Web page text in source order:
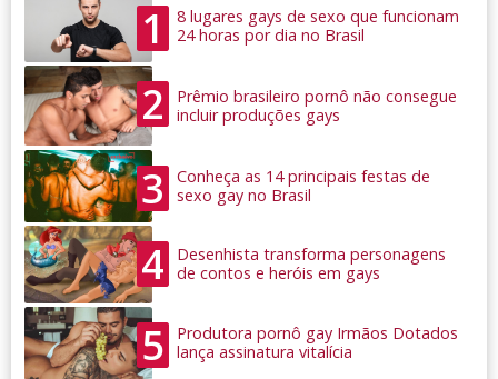
1
8 lugares gays de sexo que funcionam
24 horas por dia no Brasil
2
Prêmio brasileiro pornô não consegue
incluir produções gays
3
Conheça as 14 principais festas de
sexo gay no Brasil
4
Desenhista transforma personagens
de contos e heróis em gays
5
Produtora pornô gay Irmãos Dotados
lança assinatura vitalícia